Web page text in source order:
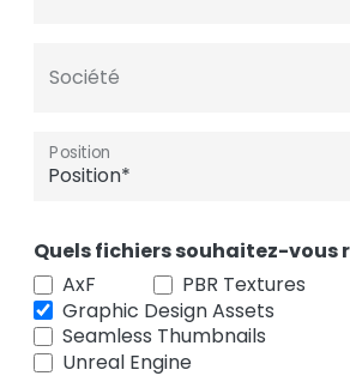
Société
Position
Quels fichiers souhaitez-vous
AxF
PBR Textures
Graphic Design Assets
Seamless Thumbnails
Unreal Engine